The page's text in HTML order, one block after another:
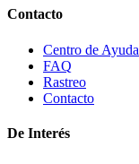
Contacto
Centro de Ayuda
FAQ
Rastreo
Contacto
De Interés